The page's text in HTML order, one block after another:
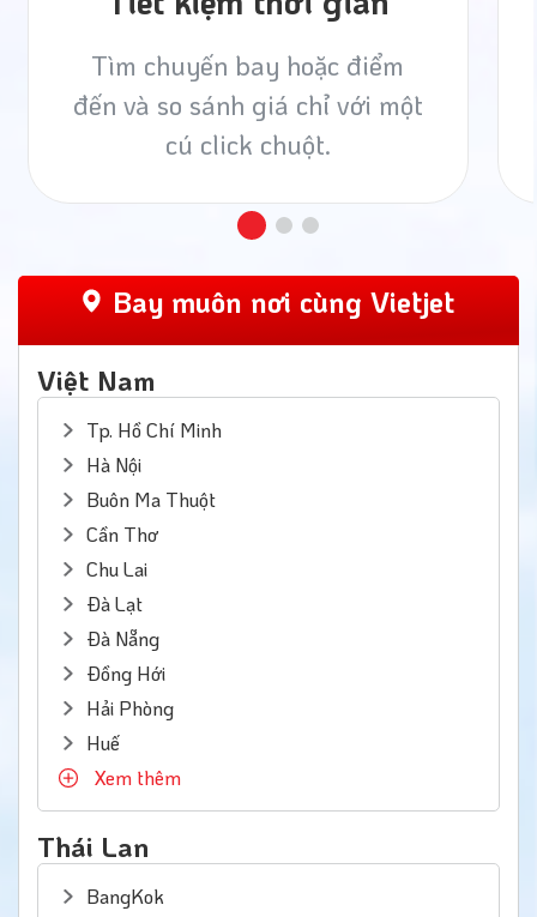
Tìm chuyến bay hoặc điểm
đến và so sánh giá chỉ với một
cú click chuột.
Bay muôn nơi cùng Vietjet
Việt Nam
Tp. Hồ Chí Minh
Hà Nội
Buôn Ma Thuột
Cần Thơ
Chu Lai
Đà Lạt
Đà Nẵng
Đồng Hới
Hải Phòng
Huế
Xem thêm
Thái Lan
BangKok